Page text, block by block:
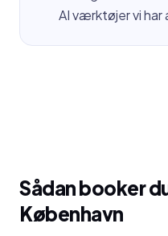
AI værktøjer vi
Sådan booker
København